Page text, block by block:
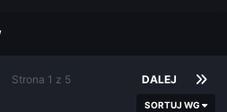
DALEJ
Strona 1 z 5
SORTUJ WG